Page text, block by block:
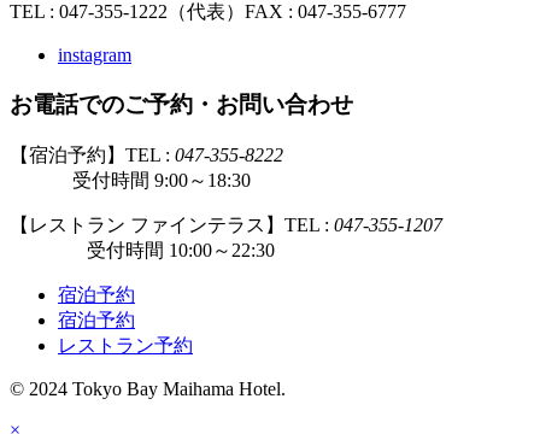
TEL : 047-355-1222（代表） FAX : 047-355-6777
instagram
お電話でのご予約・お問い合わせ
【宿泊予約】TEL : 047-355-8222
受付時間 9:00～18:30
【レストラン ファインテラス】TEL : 047-355-1207
受付時間 10:00～22:30
宿泊予約
宿泊予約
レストラン予約
© 2024 Tokyo Bay Maihama Hotel.
×